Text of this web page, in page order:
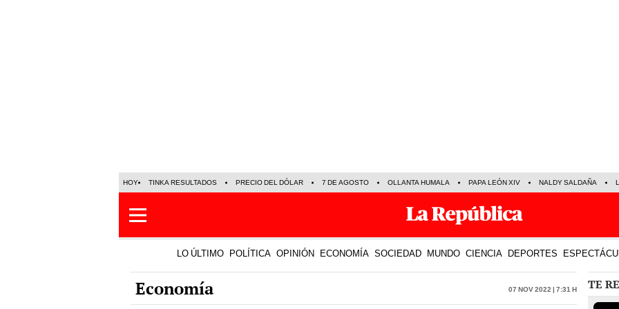
HOY TINKA RESULTADOS PRECIO DEL DÓLAR 7 DE AGOSTO OLLANTA HUMALA PAPA LEÓN XIV NALDY SALDAÑA
LO ÚLTIMO POLÍTICA OPINIÓN ECONOMÍA SOCIEDAD MUNDO CIENCIA DEPORTES
Economía 07 Nov 2022 | 7:31 h TE